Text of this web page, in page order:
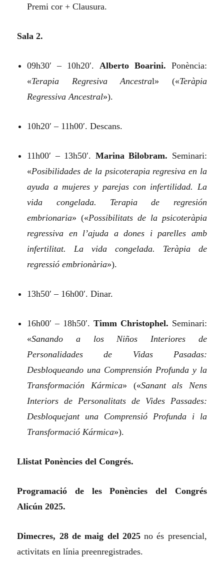
Premi cor + Clausura.
Sala 2.
09h30′ – 10h20′. Alberto Boarini. Ponència:
«Terapia Regresiva Ancestral» («Teràpia
Regressiva Ancestral»).
10h20′ – 11h00′. Descans.
11h00′ – 13h50′. Marina Bilobram. Seminari:
«Posibilidades de la psicoterapia regresiva en la
ayuda a mujeres y parejas con infertilidad. La
vida congelada. Terapia de regresión
embrionaria» («Possibilitats de la psicoteràpia
regressiva en l’ajuda a dones i parelles amb
infertilitat. La vida congelada. Teràpia de
regressió embrionària»).
13h50′ – 16h00′. Dinar.
16h00′ – 18h50′. Timm Christophel. Seminari:
«Sanando a los Niños Interiores de
Personalidades de Vidas Pasadas:
Desbloqueando una Comprensión Profunda y la
Transformación Kármica» («Sanant als Nens
Interiors de Personalitats de Vides Passades:
Desbloquejant una Comprensió Profunda i la
Transformació Kármica»).
Llistat Ponències del Congrés.
Programació de les Ponències del Congrés
Alicún 2025.
Dimecres, 28 de maig del 2025no és presencial,
activitats en línia preenregistrades.